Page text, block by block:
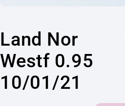
Land Nor
Westf 0.95
10/01/21